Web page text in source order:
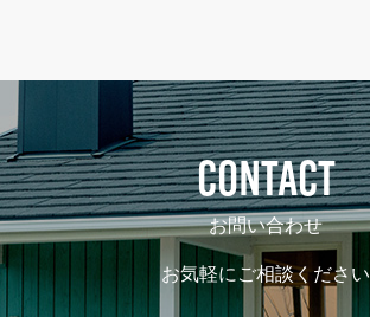
CONTACT
お問い合わせ
お気軽にご相談ください